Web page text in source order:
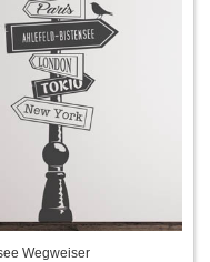
Wegweiser